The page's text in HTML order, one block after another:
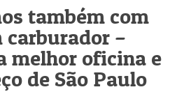
também com
carburador –
melhor oficina e
de São Paulo